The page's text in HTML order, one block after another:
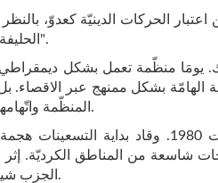
الحليفة للغرب ولاتبّاعها خطًا راديكاليًا".
يومَا منظّمة تعمل بشكل
الهامّة بشكل ممنهج عبر الاقصاء.
المنظّمة واتّهامهم بكونهم عملاء للدولة التركيّة.
سطع نجم ح.ع.ك. طيلة السنوات 1980. وقاد
شاسعة من المناطق الكرديّة.
الجزب شيئا فشيئا إلى التفاوض مع تركيا.